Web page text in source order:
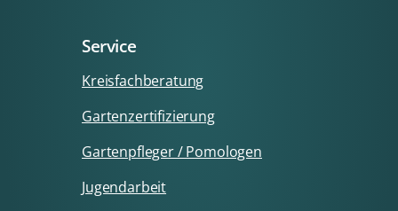
Service
Kreisfachberatung
Gartenzertifizierung
Gartenpfleger / Pomologen
Jugendarbeit